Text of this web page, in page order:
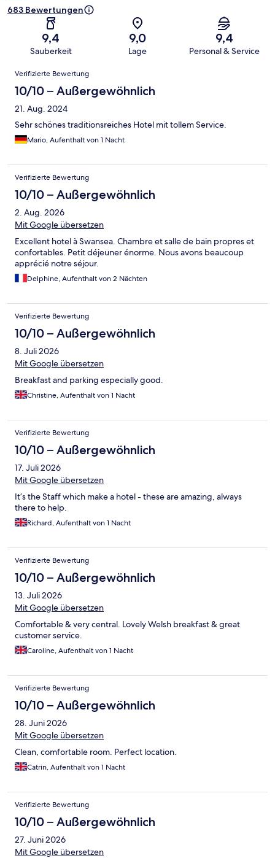
683 Bewertungen
9,4
Sauberkeit
9,0
Lage
9,4
Personal & Service
Bewertungen
Verifizierte Bewertung
10/10 – Außergewöhnlich
21. Aug. 2024
Sehr schönes traditionsreiches Hotel mit tollem Service.
Mario, Aufenthalt von 1 Nacht
Verifizierte Bewertung
10/10 – Außergewöhnlich
2. Aug. 2026
Mit Google übersetzen
Excellent hotel à Swansea. Chambre et salle de bain propres et
confortables. Petit déjeuner énorme. Nous avons beaucoup
apprécié notre séjour.
Delphine, Aufenthalt von 2 Nächten
Verifizierte Bewertung
10/10 – Außergewöhnlich
8. Juli 2026
Mit Google übersetzen
Breakfast and parking especially good.
Christine, Aufenthalt von 1 Nacht
Verifizierte Bewertung
10/10 – Außergewöhnlich
17. Juli 2026
Mit Google übersetzen
It’s the Staff which make a hotel - these are amazing, always
there to help.
Richard, Aufenthalt von 1 Nacht
Verifizierte Bewertung
10/10 – Außergewöhnlich
13. Juli 2026
Mit Google übersetzen
Comfortable & very central. Lovely Welsh breakfast & great
customer service.
Caroline, Aufenthalt von 1 Nacht
Verifizierte Bewertung
10/10 – Außergewöhnlich
28. Juni 2026
Mit Google übersetzen
Clean, comfortable room. Perfect location.
Catrin, Aufenthalt von 1 Nacht
Verifizierte Bewertung
10/10 – Außergewöhnlich
27. Juni 2026
Mit Google übersetzen